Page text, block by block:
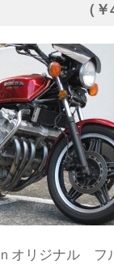
（
オリジナル フ